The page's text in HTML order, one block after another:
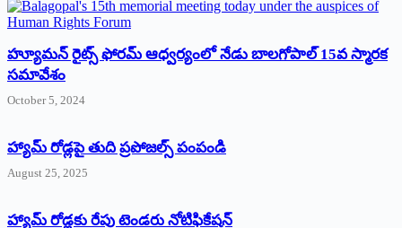
హ్యూమన్‌ రైట్స్‌ ఫోరమ్‌ ఆధ్వర్యంలో నేడు బాలగోపాల్‌ 15వ స్మారక
సమావేశం
October 5, 2024
హ్యామ్‌ రోడ్లపై తుది ప్రపోజల్స్‌ పంపండి
August 25, 2025
హ్యామ్‌ రోడ్లకు రేపు టెండరు నోటిఫికేషన్‌